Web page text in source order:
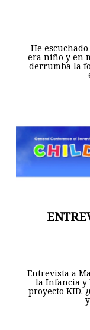
He
era niño y en
derrumba la
Entrevista a
la Infancia y
proyecto KID.